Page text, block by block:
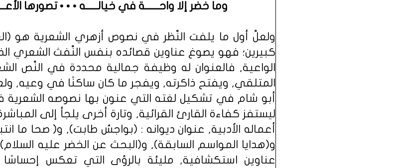
وما خضر إلا واحـــــــة في خيالــــــه • • • تصورها
ولعلَّ أول ما يلفت النَّظر في نصوص أزهري الشعرية هو
كبيرين؛ فهو يصوغ عناوين قصائده بنفس النَّفث الشعري
الواعية, فالعنوان له وظيفة جمالية محددة في النَّص
المتلقي, ويفتح ذاكرته, ويفجر ما كان ساكنًا في وعيه,
أبو شام في تشكيل لغته التي عنون بها نصوصه الشعرية فهو
ليستفز كفاءة القارئ القرائية, وتارة أخرى يلجأ إلى
أعماله الأدبية, عنوان ديوانه : (بواجسُ طابت), و( صحا ما
و(هدايا المواسم السابقة), و(البحث عن الخضر عليه
عناوين استكشافية, مليئة بالرؤى التي تعكس